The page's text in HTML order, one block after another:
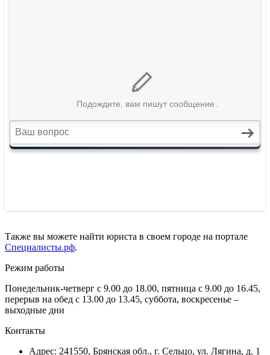
Также вы можете найти юриста в своем городе на портале
Специалисты.рф.
Режим работы
Понедельник-четверг с 9.00 до 18.00, пятница с 9.00 до 16.45,
перерыв на обед с 13.00 до 13.45, суббота, воскресенье –
выходные дни
Контакты
Адрес: 241550, Брянская обл., г. Сельцо, ул. Лягина, д. 1